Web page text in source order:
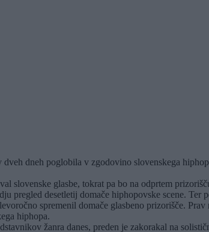
dneh poglobila v zgodovino slovenskega
slovenske glasbe, tokrat pa bo na odprtem
pregled desetletij domače hiphopovske scene. Ter
spremenil domače glasbeno prizorišče.
hiphopa.
žanra danes, preden je zakorakal na